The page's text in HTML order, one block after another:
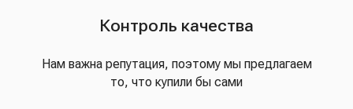
Контроль качества
Нам важна репутация, поэтому мы предлагаем
то, что купили бы сами